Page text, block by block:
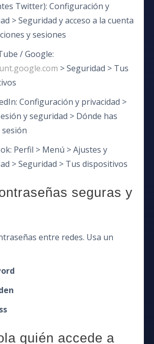
Twitter): Configuración y
> Seguridad y acceso a la cuenta
y sesiones
/ Google:
> Seguridad > Tus
Configuración y privacidad >
y seguridad > Dónde has
Perfil > Menú > Ajustes y
> Seguridad > Tus dispositivos
seguras y
entre redes. Usa un
quién accede a